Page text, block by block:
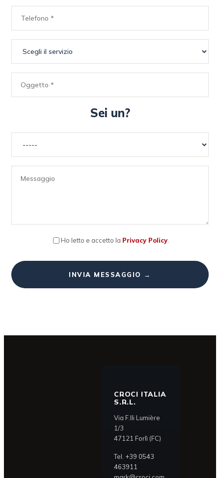
Sei un?
Ho letto e accetto la Privacy Policy
CROCI ITALIA
S.R.L.
Via F.lli Lumière
1/3
47121 Forlì (FC)
Tel. +39 0543
463911